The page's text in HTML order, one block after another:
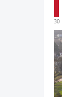
30